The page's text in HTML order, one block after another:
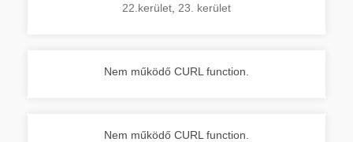
22.kerület 23. kerület
Nem működő CURL function.
Nem működő CURL function.